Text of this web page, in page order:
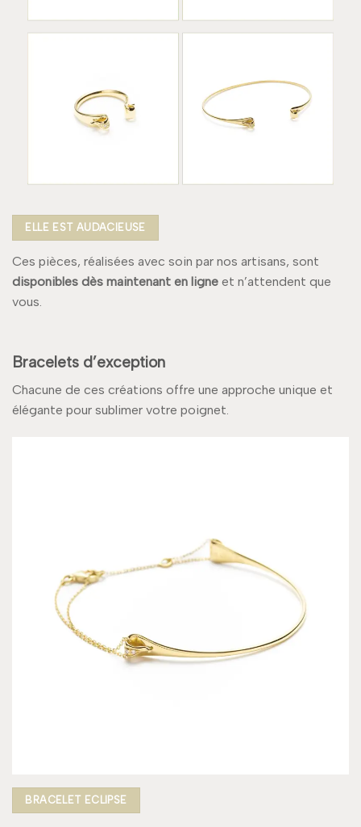
ELLE EST AUDACIEUSE
Ces pièces, réalisées avec soin par nos artisans, sont
disponibles dès maintenant en ligne et n’attendent que
vous.
Bracelets d’exception
Chacune de ces créations offre une approche unique et
élégante pour sublimer votre poignet.
BRACELET ECLIPSE